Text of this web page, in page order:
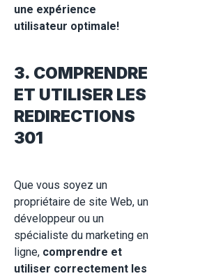
une expérience
utilisateur optimale!
3. COMPRENDRE
ET UTILISER LES
REDIRECTIONS
301
Que vous soyez un
propriétaire de site Web, un
développeur ou un
spécialiste du marketing en
ligne, comprendre et
utiliser correctement les